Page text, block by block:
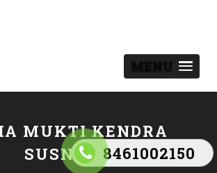
8461002150
MENU
MUKTI KENDRA
SUSNER